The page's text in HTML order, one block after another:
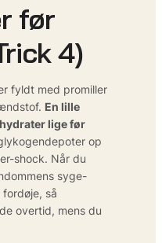
før
4)
fyldt med promiller
En lille
lige før
op
shock. Når du
syge-
så
overtid, mens du